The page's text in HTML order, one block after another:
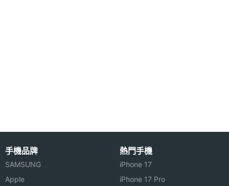
測器
高度氣
壓感測
器
手機品牌
SAMSUNG
Apple
熱門手機
iPhone 17
iPhone 17 Pro